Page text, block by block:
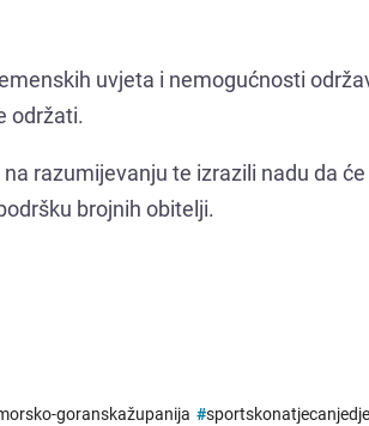
uvjeta i nemogućnosti
održati.
razumijevanju te izrazili nadu da
brojnih obitelji.
goranskažupanija #